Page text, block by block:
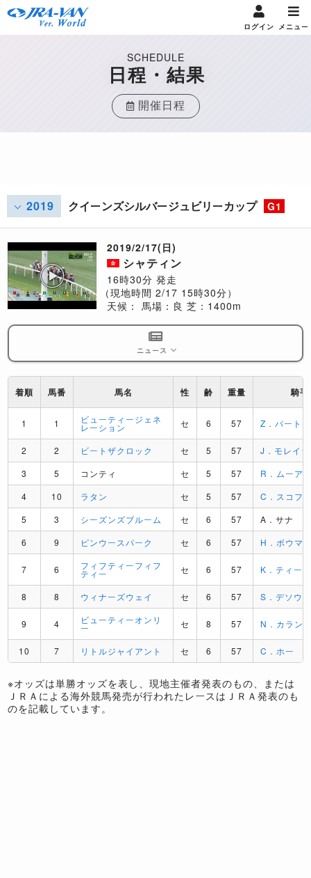
ログイン メニュー
SCHEDULE
日程・結果
開催日程
2019 クイーンズシルバージュビリーカップ G1
2019/2/17(日)
シャティン
16時30分 発走
（現地時間 2/17 15時30分）
天候： 馬場：良 芝：1400m
ニュース
着順 馬番 馬名 性 齢 重量 騎手
1 1 ビューティージェネ
レーション セ 6 57 Z．パートン
2 2 ビートザクロック セ 5 57
J．モレイラ
3
5 コンティ セ 5 57
R．ムーア
4
10 ラタン セ 5 57
C．スコフ
5
3 シーズンズブルーム セ 6 57
A．サナ
6
9 ピンウースパーク セ 6 57 H．ボウマ
7 6 フィフティーフィフ
ティー セ 6 57 K．ティー
8 8 ウィナーズウェイ セ 6 57 S．デソウ
9 4 ビューティーオンリ
ー セ 8 57 N．カラン
10 7 リトルジャイアント セ 6 57 C．ホー
※オッズは単勝オッズを表し、現地主催者発表のもの、または
ＪＲＡによる海外競馬発売が行われたレースはＪＲＡ発表のも
のを記載しています。